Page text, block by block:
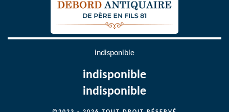
indisponible
indisponible
indisponible